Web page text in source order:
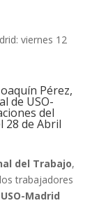
Pérez,
de USO-
del
28 de Abril
del Trabajo,
trabajadores
USO-Madrid